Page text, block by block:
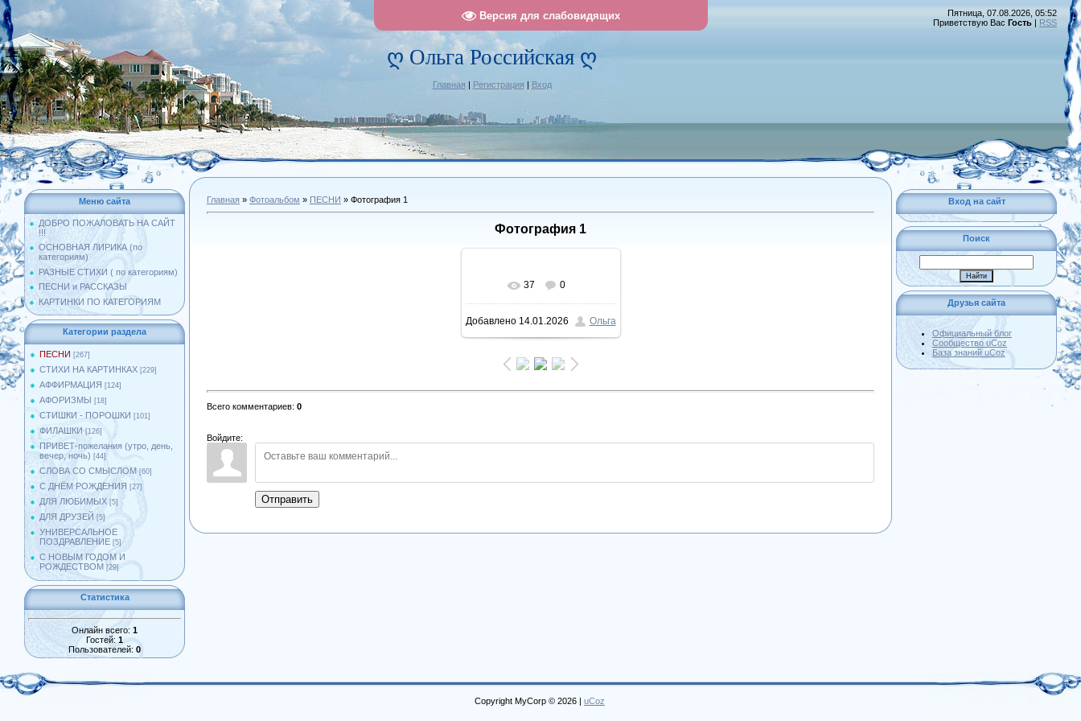
Версия для слабовидящих
ღ Ольга Российская ღ
Главная | Регистрация | Вход
Пятница, 07.08.2026, 05:52
Приветствую Вас Гость | RSS
Меню сайта
ДОБРО ПОЖАЛОВАТЬ НА САЙТ
!!!
ОСНОВНАЯ ЛИРИКА (по
категориям)
РАЗНЫЕ СТИХИ ( по категориям)
ПЕСНИ и РАССКАЗЫ
КАРТИНКИ ПО КАТЕГОРИЯМ
Категории раздела
ПЕСНИ [267]
СТИХИ НА КАРТИНКАХ [229]
АФФИРМАЦИЯ [124]
АФОРИЗМЫ [18]
СТИШКИ - ПОРОШКИ [101]
ФИЛАШКИ [126]
ПРИВЕТ-пожелания (утро, день,
вечер, ночь) [44]
СЛОВА СО СМЫСЛОМ [60]
С ДНЁМ РОЖДЕНИЯ [27]
ДЛЯ ЛЮБИМЫХ [5]
ДЛЯ ДРУЗЕЙ [5]
УНИВЕРСАЛЬНОЕ
ПОЗДРАВЛЕНИЕ [5]
С НОВЫМ ГОДОМ И
РОЖДЕСТВОМ [29]
Статистика
Онлайн всего: 1
Гостей: 1
Пользователей: 0
Главная » Фотоальбом » ПЕСНИ » Фотография 1
Фотография 1
В реальном размере
1111x1428/ 403.7Kb
37 0
Добавлено14.01.2026 Ольга
Всего комментариев: 0
Войдите:
Отправить
Вход на сайт
Поиск
Друзья сайта
Официальный блог
Сообщество uCoz
База знаний uCoz
Copyright MyCorp © 2026 | uCoz